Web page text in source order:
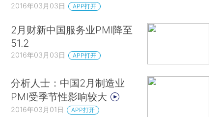
2016年03月03日 APP打开
2月财新中国服务业PMI降至
51.2
2016年03月03日 APP打开
分析人士：中国2月制造业
PMI受季节性影响较大
2016年03月01日 APP打开